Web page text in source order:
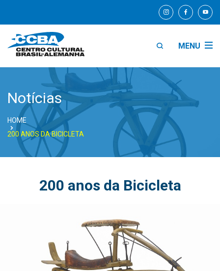
MENU
Notícias
HOME
200 ANOS DA BICICLETA
200 anos da Bicicleta